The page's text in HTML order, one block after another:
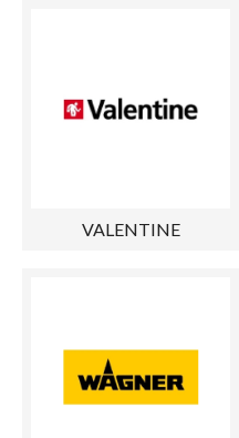
VALENTINE